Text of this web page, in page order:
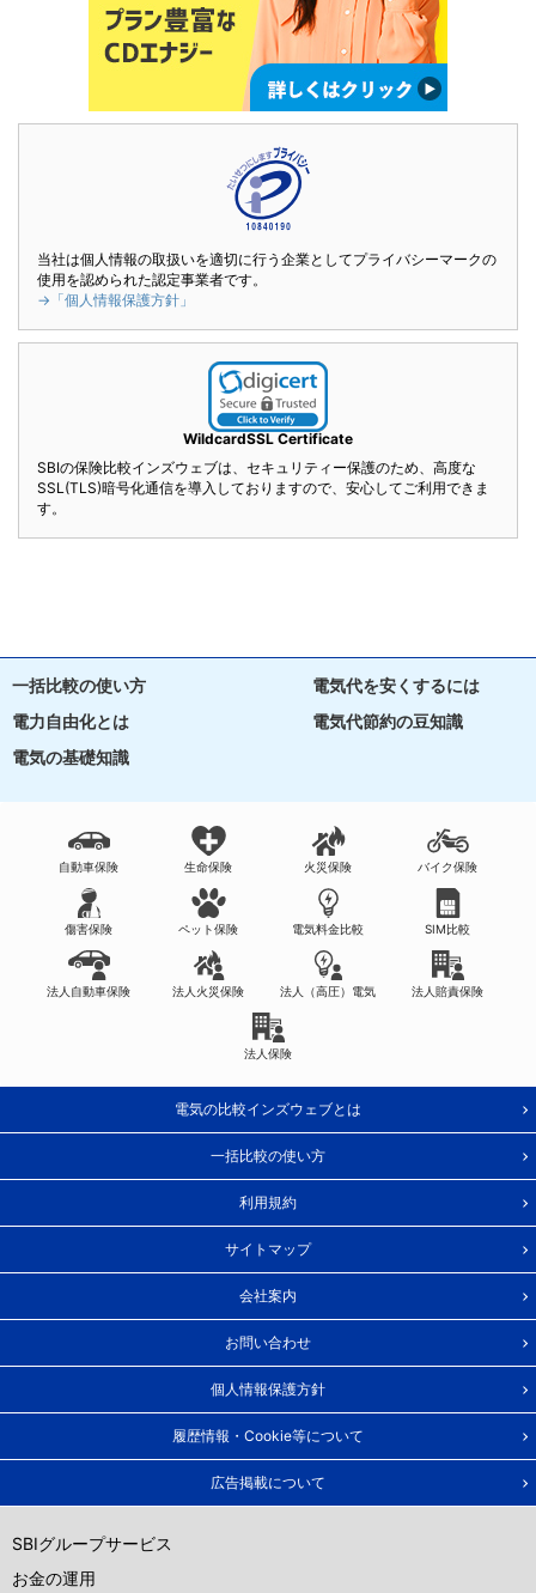
当社は個人情報の取扱いを適切に行う企業としてプライバシーマークの
使用を認められた認定事業者です。
→「個人情報保護方針」
WildcardSSL Certificate
SBIの保険比較インズウェブは、セキュリティー保護のため、高度な
SSL(TLS)暗号化通信を導入しておりますので、安心してご利用できま
す。
一括比較の使い方
電気代を安くするには
電力自由化とは
電気代節約の豆知識
電気の基礎知識
自動車保険 生命保険 火災保険 バイク保険
傷害保険 ペット保険 電気料金比較 SIM比較
法人自動車保険 法人火災保険 法人（高圧）電気 法人賠責保険
法人保険
電気の比較インズウェブとは
一括比較の使い方
利用規約
サイトマップ
会社案内
お問い合わせ
個人情報保護方針
履歴情報・Cookie等について
広告掲載について
SBIグループサービス
お金の運用